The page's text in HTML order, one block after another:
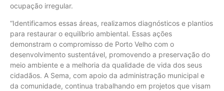
ocupação irregular.
“Identificamos essas áreas, realizamos diagnósticos e plantios
para restaurar o equilíbrio ambiental. Essas ações
demonstram o compromisso de Porto Velho com o
desenvolvimento sustentável, promovendo a preservação do
meio ambiente e a melhoria da qualidade de vida dos seus
cidadãos. A Sema, com apoio da administração municipal e
da comunidade, continua trabalhando em projetos que visam